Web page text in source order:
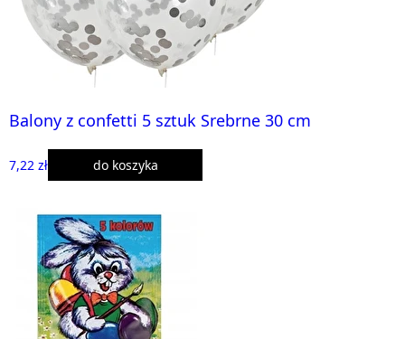
Balony z confetti 5 sztuk Srebrne 30 cm
7,22 zł do koszyka